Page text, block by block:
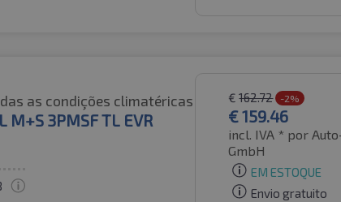
as condições climatéricas
M+S 3PMSF TL EVR
€ 162.72 -2%
€159.46
incl. IVA * por
GmbH
EM ESTOQUE
Envio gratuito